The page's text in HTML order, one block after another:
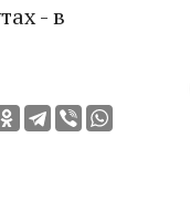
- в